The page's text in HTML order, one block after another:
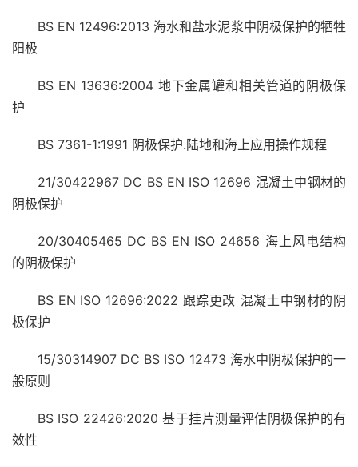
BS EN 12496:2013 海水和盐水泥浆中阴极保护的牺牲
阳极
BS EN 13636:2004 地下金属罐和相关管道的阴极保
护
BS 7361-1:1991 阴极保护.陆地和海上应用操作规程
21/30422967 DC BS EN ISO 12696 混凝土中钢材的
阴极保护
20/30405465 DC BS EN ISO 24656 海上风电结构
的阴极保护
BS EN ISO 12696:2022 跟踪更改 混凝土中钢材的阴
极保护
15/30314907 DC BS ISO 12473 海水中阴极保护的一
般原则
BS ISO 22426:2020 基于挂片测量评估阴极保护的有
效性